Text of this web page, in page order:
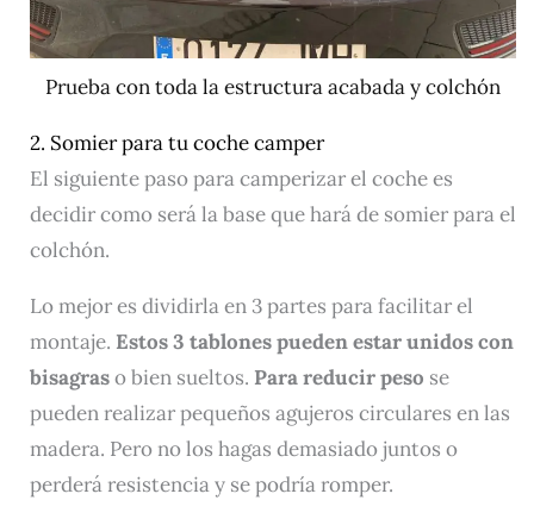
Prueba con toda la estructura acabada y colchón
2. Somier para tu coche camper
El siguiente paso para camperizar el coche es
decidir como será la base que hará de somier para el
colchón.
Lo mejor es dividirla en 3 partes para facilitar el
montaje. Estos 3 tablones pueden estar unidos con
bisagraso bien sueltos. Para reducir peso se
pueden realizar pequeños agujeros circulares en las
madera. Pero no los hagas demasiado juntos o
perderá resistencia y se podría romper.